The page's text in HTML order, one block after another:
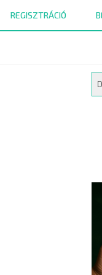
REGISZTRÁCIÓ